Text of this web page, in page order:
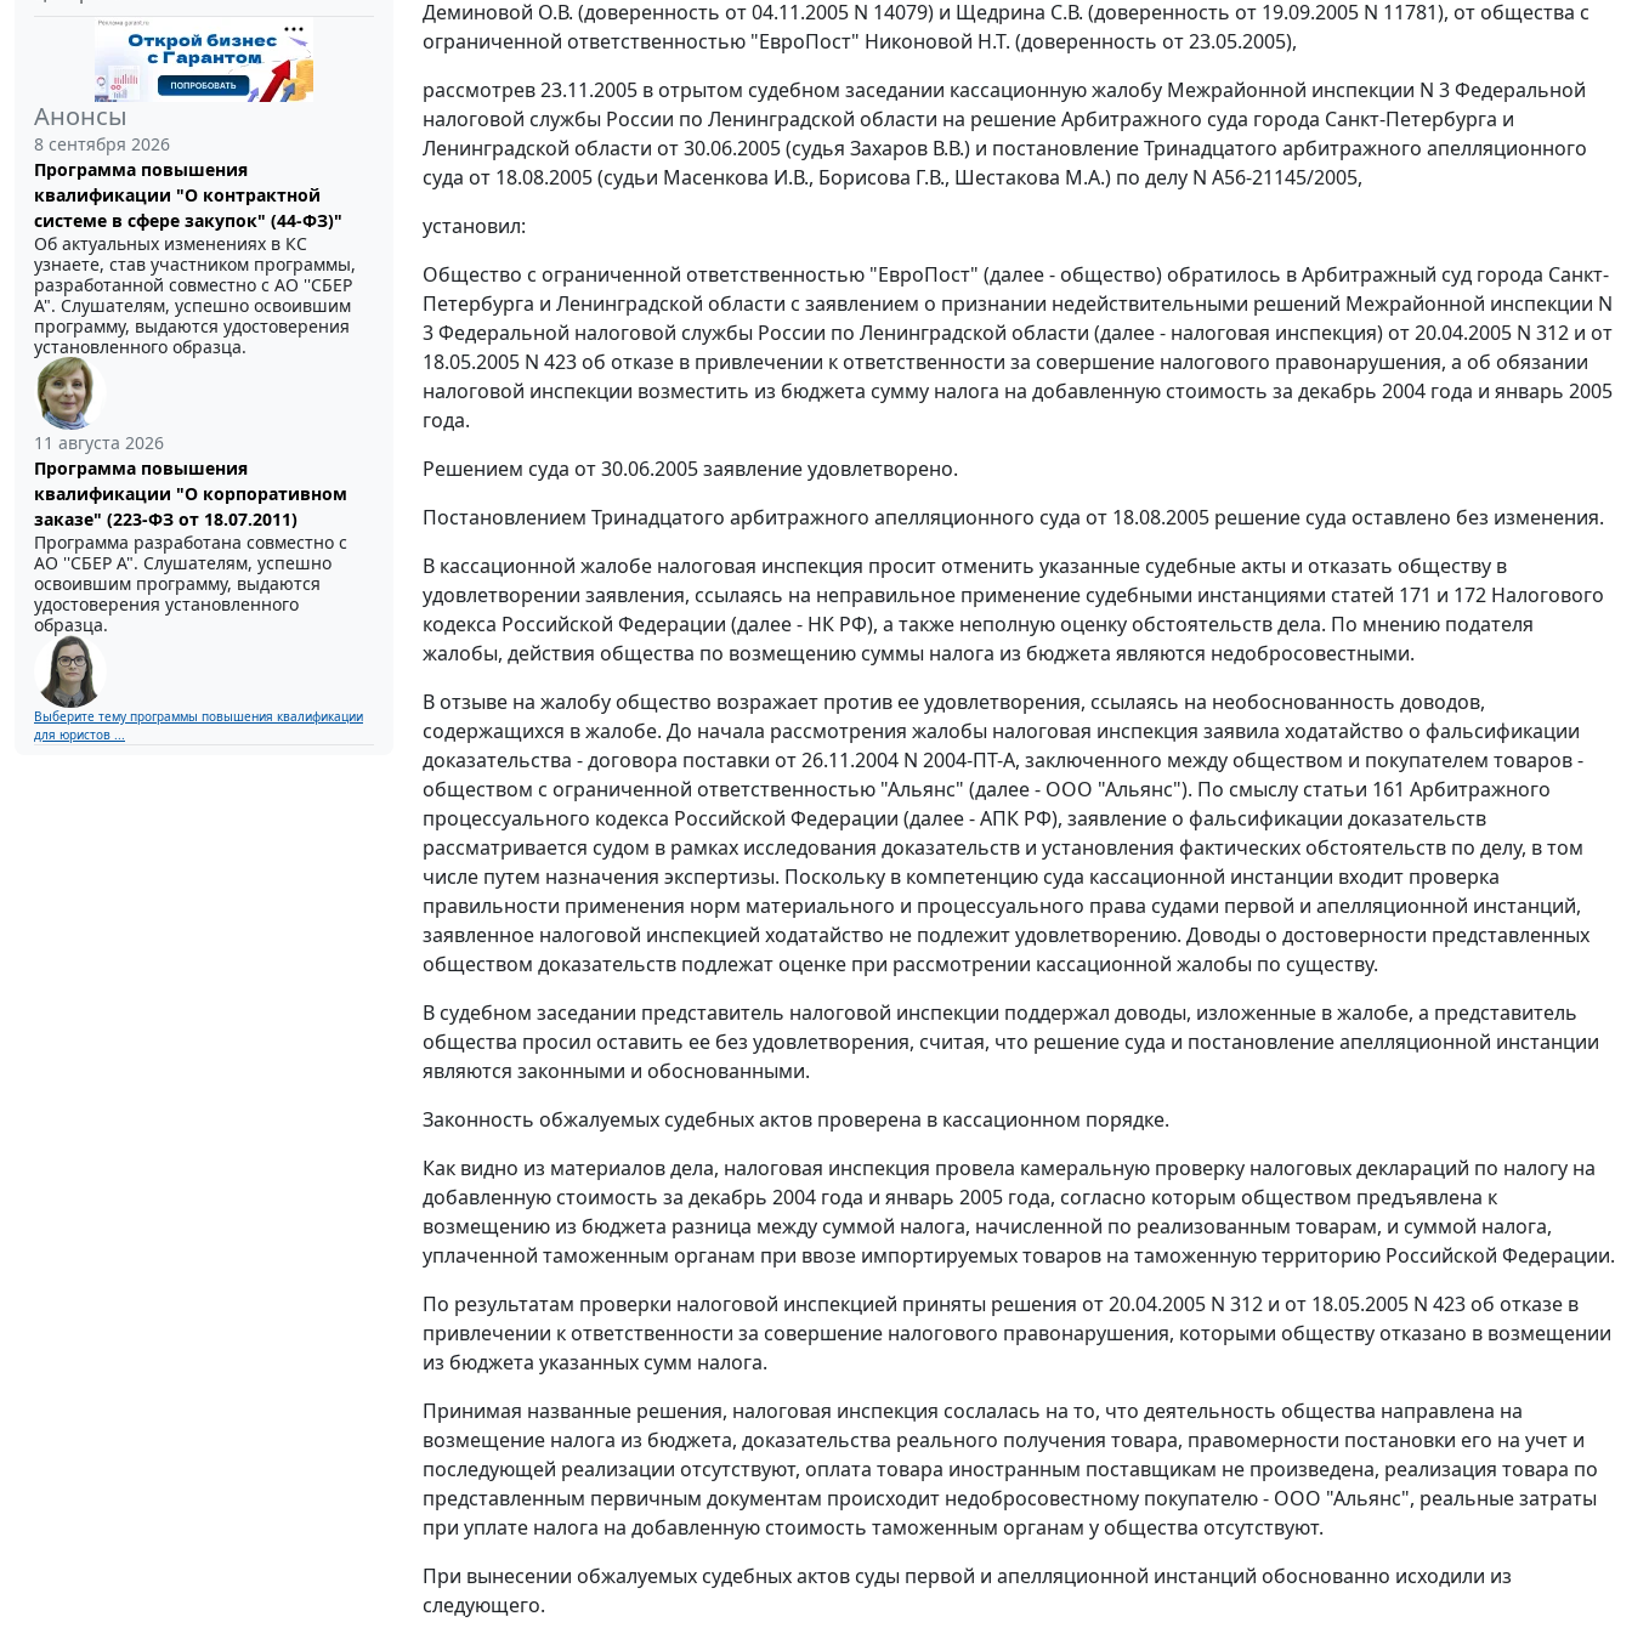
Анонсы
8 сентября 2026
Программа повышения
квалификации "О контрактной
системе в сфере закупок" (44-ФЗ)"
Об актуальных изменениях в КС
узнаете, став участником программы,
разработанной совместно с АО ''СБЕР
А". Слушателям, успешно освоившим
программу, выдаются удостоверения
установленного образца.
11 августа 2026
Программа повышения
квалификации "О корпоративном
заказе" (223-ФЗ от 18.07.2011)
Программа разработана совместно с
АО ''СБЕР А". Слушателям, успешно
освоившим программу, выдаются
удостоверения установленного
образца.
Выберите тему программы повышения квалификации
для юристов ...
Деминовой О.В. (доверенность от 04.11.2005 N 14079) и Щедрина С.В. (доверенность от 19.09.2005 N 11781), от общества с
ограниченной ответственностью "ЕвроПост" Никоновой Н.Т. (доверенность от 23.05.2005),
рассмотрев 23.11.2005 в отрытом судебном заседании кассационную жалобу Межрайонной инспекции N 3 Федеральной
налоговой службы России по Ленинградской области на решение Арбитражного суда города Санкт-Петербурга и
Ленинградской области от 30.06.2005 (судья Захаров В.В.) и постановление Тринадцатого арбитражного апелляционного
суда от 18.08.2005 (судьи Масенкова И.В., Борисова Г.В., Шестакова М.А.) по делу N А56-21145/2005,
установил:
Общество с ограниченной ответственностью "ЕвроПост" (далее - общество) обратилось в Арбитражный суд города Санкт-
Петербурга и Ленинградской области с заявлением о признании недействительными решений Межрайонной инспекции N
3 Федеральной налоговой службы России по Ленинградской области (далее - налоговая инспекция) от 20.04.2005 N 312 и от
18.05.2005 N 423 об отказе в привлечении к ответственности за совершение налогового правонарушения, а об обязании
налоговой инспекции возместить из бюджета сумму налога на добавленную стоимость за декабрь 2004 года и январь 2005
года.
Решением суда от 30.06.2005 заявление удовлетворено.
Постановлением Тринадцатого арбитражного апелляционного суда от 18.08.2005 решение суда оставлено без изменения.
В кассационной жалобе налоговая инспекция просит отменить указанные судебные акты и отказать обществу в
удовлетворении заявления, ссылаясь на неправильное применение судебными инстанциями статей 171 и 172 Налогового
кодекса Российской Федерации (далее - НК РФ), а также неполную оценку обстоятельств дела. По мнению подателя
жалобы, действия общества по возмещению суммы налога из бюджета являются недобросовестными.
В отзыве на жалобу общество возражает против ее удовлетворения, ссылаясь на необоснованность доводов,
содержащихся в жалобе. До начала рассмотрения жалобы налоговая инспекция заявила ходатайство о фальсификации
доказательства - договора поставки от 26.11.2004 N 2004-ПТ-А, заключенного между обществом и покупателем товаров -
обществом с ограниченной ответственностью "Альянс" (далее - ООО "Альянс"). По смыслу статьи 161 Арбитражного
процессуального кодекса Российской Федерации (далее - АПК РФ), заявление о фальсификации доказательств
рассматривается судом в рамках исследования доказательств и установления фактических обстоятельств по делу, в том
числе путем назначения экспертизы. Поскольку в компетенцию суда кассационной инстанции входит проверка
правильности применения норм материального и процессуального права судами первой и апелляционной инстанций,
заявленное налоговой инспекцией ходатайство не подлежит удовлетворению. Доводы о достоверности представленных
обществом доказательств подлежат оценке при рассмотрении кассационной жалобы по существу.
В судебном заседании представитель налоговой инспекции поддержал доводы, изложенные в жалобе, а представитель
общества просил оставить ее без удовлетворения, считая, что решение суда и постановление апелляционной инстанции
являются законными и обоснованными.
Законность обжалуемых судебных актов проверена в кассационном порядке.
Как видно из материалов дела, налоговая инспекция провела камеральную проверку налоговых деклараций по налогу на
добавленную стоимость за декабрь 2004 года и январь 2005 года, согласно которым обществом предъявлена к
возмещению из бюджета разница между суммой налога, начисленной по реализованным товарам, и суммой налога,
уплаченной таможенным органам при ввозе импортируемых товаров на таможенную территорию Российской Федерации.
По результатам проверки налоговой инспекцией приняты решения от 20.04.2005 N 312 и от 18.05.2005 N 423 об отказе в
привлечении к ответственности за совершение налогового правонарушения, которыми обществу отказано в возмещении
из бюджета указанных сумм налога.
Принимая названные решения, налоговая инспекция сослалась на то, что деятельность общества направлена на
возмещение налога из бюджета, доказательства реального получения товара, правомерности постановки его на учет и
последующей реализации отсутствуют, оплата товара иностранным поставщикам не произведена, реализация товара по
представленным первичным документам происходит недобросовестному покупателю - ООО "Альянс", реальные затраты
при уплате налога на добавленную стоимость таможенным органам у общества отсутствуют.
При вынесении обжалуемых судебных актов суды первой и апелляционной инстанций обоснованно исходили из
следующего.